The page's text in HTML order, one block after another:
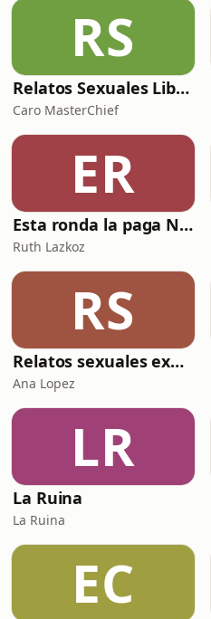
RS
Relatos Sexuales Liberales
Caro MasterChief
ER
Esta ronda la paga Newton
Ruth Lazkoz
RS
Relatos sexuales explícitos
Ana Lopez
LR
La Ruina
La Ruina
EC